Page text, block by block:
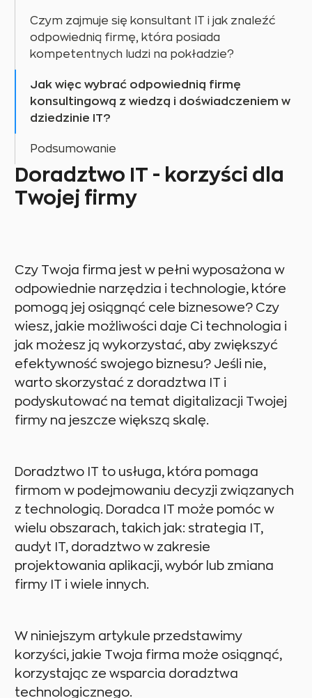
Doradztwo IT - korzyści dla
Twojej firmy
Czy Twoja firma jest w pełni wyposażona w
odpowiednie narzędzia i technologie, które
pomogą jej osiągnąć cele biznesowe? Czy
wiesz, jakie możliwości daje Ci technologia i
jak możesz ją wykorzystać, aby zwiększyć
efektywność swojego biznesu? Jeśli nie,
warto skorzystać z doradztwa IT i
podyskutować na temat digitalizacji Twojej
firmy na jeszcze większą skalę.
Doradztwo IT to usługa, która pomaga
firmom w podejmowaniu decyzji związanych
z technologią. Doradca IT może pomóc w
wielu obszarach, takich jak: strategia IT,
audyt IT, doradztwo w zakresie
projektowania aplikacji, wybór lub zmiana
firmy IT i wiele innych.
W niniejszym artykule przedstawimy
korzyści, jakie Twoja firma może osiągnąć,
korzystając ze wsparcia doradztwa
technologicznego.
Czym zajmuje się konsultant IT i jak znaleźć
odpowiednią firmę, która posiada
kompetentnych ludzi na pokładzie?
Jak więc wybrać odpowiednią firmę
konsultingową z wiedzą i doświadczeniem w
dziedzinie IT?
Podsumowanie